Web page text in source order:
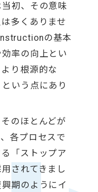
初、その意味
多くありませ
の基本
率の向上とい
り根源的な
という点にあり
のほとんどが
各プロセスで
「ストップア
されてきまし
期のようにイ